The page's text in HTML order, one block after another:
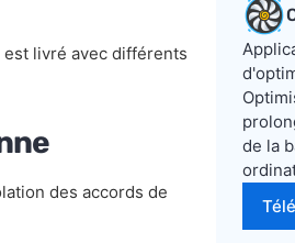
livré avec différents
des accords de
de la